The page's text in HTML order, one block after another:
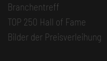
Branchentreff
TOP 250 Hall of Fame
Bilder der Preisverleihung